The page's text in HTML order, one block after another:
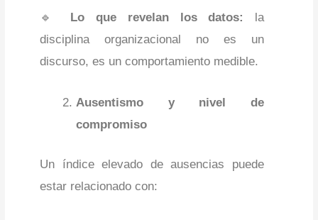
🔹 Lo que revelan los datos:
la
disciplina organizacional no es un
discurso, es un comportamiento medible.
Ausentismo y nivel de
compromiso
Un índice elevado de ausencias puede
estar relacionado con: